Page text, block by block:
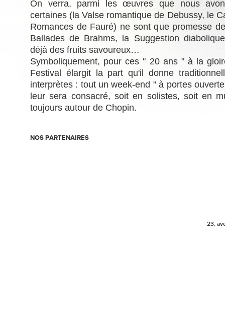
On verra, parmi les œuvres que nous
certaines (la Valse romantique de Debussy, le
Romances de Fauré) ne sont que promesse
Ballades de Brahms, la Suggestion
déjà des fruits savoureux…
Symboliquement, pour ces " 20 ans " à la
Festival élargit la part qu'il donne
interprètes : tout un week-end " à portes
leur sera consacré, soit en solistes, soit en
toujours autour de Chopin.
NOS PARTENAIRES
23,